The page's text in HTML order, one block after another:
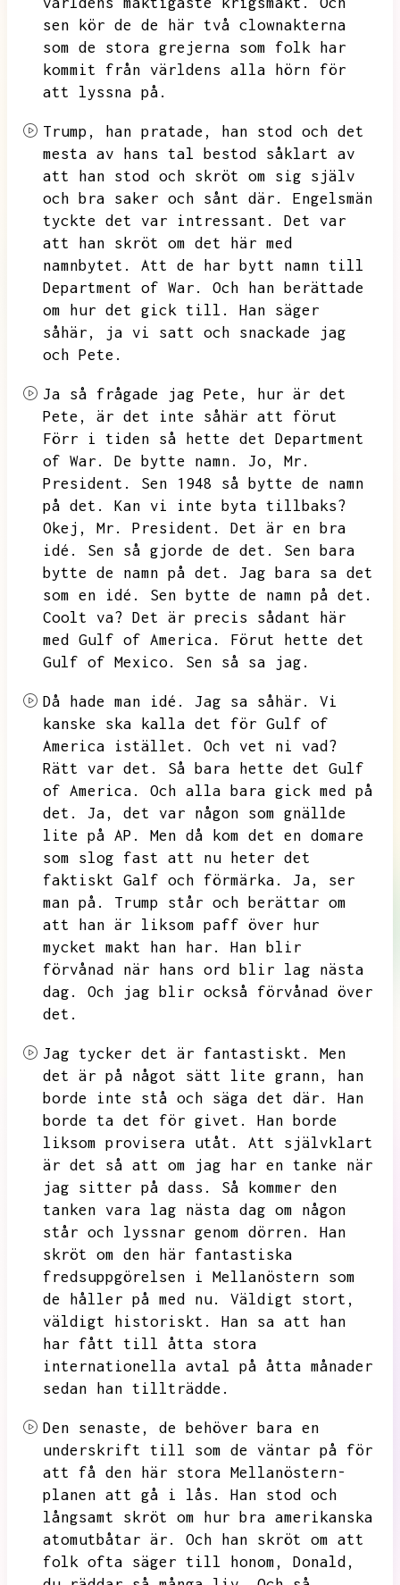
sen kör de de här två clownakterna
som de stora grejerna som folk har
kommit från världens alla hörn för
att lyssna på.
Trump, han pratade,
han stod och det
mesta av hans tal bestod såklart av
att han stod och skröt om sig själv
och bra saker och sånt där.
Engelsmän
tyckte det var intressant.
Det var
att han skröt om det här med
namnbytet.
Att de har bytt namn till
Department of War.
Och han berättade
om hur det gick till.
Han säger
såhär,
ja vi satt och snackade jag
och Pete.
Ja så frågade jag Pete,
hur är det
Pete,
är det inte såhär att förut
Förr i tiden så hette det Department
of War.
De bytte namn. Jo,
Mr.
President.
Sen 1948 så bytte de namn
på det.
Kan vi inte byta tillbaks?
Okej,
Mr. President.
Det är en bra
idé.
Sen så gjorde de det.
Sen bara
bytte de namn på det.
Jag bara sa det
som en idé.
Sen bytte de namn på det.
Coolt va? Det är precis sådant här
med Gulf of America.
Förut hette det
Gulf of Mexico.
Sen så sa jag.
Då hade man idé. Jag sa såhär.
Vi
kanske ska kalla det för Gulf of
America istället.
Och vet ni vad?
Rätt var det.
Så bara hette det Gulf
of America.
Och alla bara gick med på
det.
Ja,
det var någon som gnällde
lite på AP.
Men då kom det en domare
som slog fast att nu heter det
faktiskt Galf och förmärka.
Ja,
ser
man på.
Trump står och berättar om
att han är liksom paff över hur
mycket makt han har.
Han blir
förvånad när hans ord blir lag nästa
dag.
Och jag blir också förvånad över
det.
Jag tycker det är fantastiskt.
Men
det är på något sätt lite grann,
han
borde inte stå och säga det där.
Han
borde ta det för givet.
Han borde
liksom provisera utåt.
Att självklart
är det så att om jag har en tanke när
jag sitter på dass.
Så kommer den
tanken vara lag nästa dag om någon
står och lyssnar genom dörren.
Han
skröt om den här fantastiska
fredsuppgörelsen i Mellanöstern som
de håller på med nu.
Väldigt stort,
väldigt historiskt.
Han sa att han
har fått till åtta stora
internationella avtal på åtta månader
sedan han tillträdde.
Den senaste,
de behöver bara en
underskrift till som de väntar på för
att få den här stora Mellanöstern-
planen att gå i lås.
Han stod och
långsamt skröt om hur bra amerikanska
atomutbåtar är.
Och han skröt om att
folk ofta säger till honom,
Donald,